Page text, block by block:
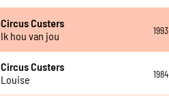
Circus Custers
Ik hou van jou
1993
Circus Custers
Louise
1984